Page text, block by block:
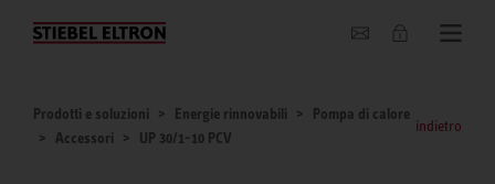
Chi siamo
Prodotti e soluzioni Energie rinnovabili
Pompa di calore
Accessori
UP 30/1-10 PCV
indietro